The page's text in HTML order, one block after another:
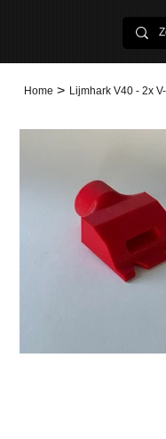
Home > Lijmhark V40 - 2x V-